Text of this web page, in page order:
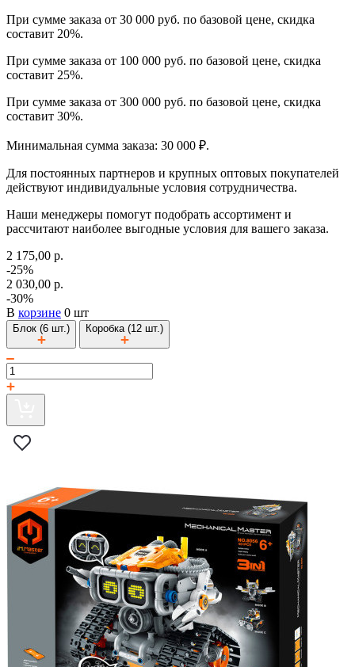
При сумме заказа от 30 000 руб. по базовой цене, скидка
составит 20%.
При сумме заказа от 100 000 руб. по базовой цене, скидка
составит 25%.
При сумме заказа от 300 000 руб. по базовой цене, скидка
составит 30%.
Минимальная сумма заказа: 30 000 ₽.
Для постоянных партнеров и крупных оптовых покупателей
действуют индивидуальные условия сотрудничества.
Наши менеджеры помогут подобрать ассортимент и
рассчитают наиболее выгодные условия для вашего заказа.
2 175,00 р.
-25%
2 030,00 р.
-30%
В корзине 0 шт
Блок (6 шт.) Коробка (12 шт.)